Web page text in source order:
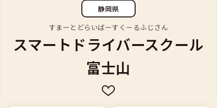
普通二輪
教習所検索
運転免許の種類(車種)
合宿免許とは
合宿免許とは
安心・お得・早い・充実の合宿免許
合宿免許選びのアドバイス
合宿免許に役立つ情報
合宿免許に役立つ情報
合宿免許で最短合格するには
合宿免許ナビについて
静岡県
すまーとどらいばーすくーるふじさん
スマートドライバースクール
富士山